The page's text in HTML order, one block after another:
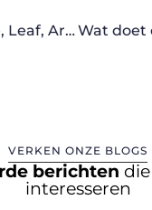
Nissan Juke, Leaf, Ariya en Qashqai Private Lease: Stijl, Duurzaamheid en Veelzijdigheid
VERKEN ONZE BLOGS
berichten
interesseren